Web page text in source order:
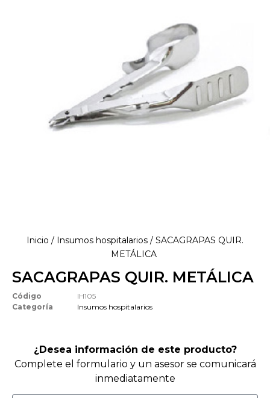
Inicio / Insumos hospitalarios / SACAGRAPAS QUIR.
METÁLICA
SACAGRAPAS QUIR. METÁLICA
Código
IH105
Categoría
Insumos hospitalarios
¿Desea información de este producto?
Complete el formulario y un asesor se comunicará
inmediatamente